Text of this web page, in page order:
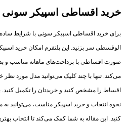
خرید اقساطی اسپیکر سونی
برای خرید اقساطی اسپیکر سونی با شرایط
الوقسطی سر بزنید. این پلتفرم امکان خرید
صورت اقساطی با پرداخت‌های ماهانه مناسب و
می‌کند. تنها با چند کلیک می‌توانید مدل مورد
اقساط را مشخص کنید و خریدتان را تکمیل
نحوه انتخاب و خرید اسپیکر مناسب، می‌توانید به
کنید. این مقاله به شما کمک می‌کند تا انتخاب